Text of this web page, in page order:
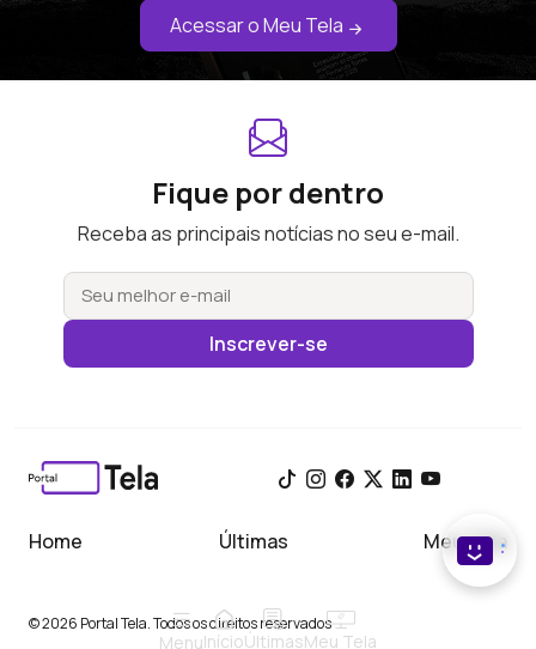
MenuInícioÚltimasMeu Tela
Acessar o Meu Tela
Fique por dentro
Receba as principais notícias no seu e-mail.
Inscrever-se
Home Últimas Meu Tela
© 2026 Portal Tela. Todos os direitos reservados